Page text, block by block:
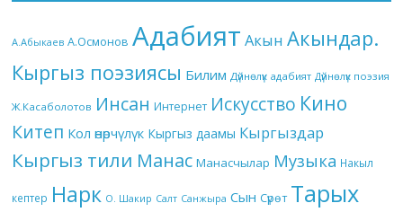
А.Абыкаев А.Осмонов Адабият Акын Акындар.
Кыргыз поэзиясы Билим Дүйнөлүк адабият Дүйнөлүк поэзия
Ж.Касаболотов Инсан Интернет Искусство Кино
Китеп Кол өнөрчүлүк Кыргыз даамы Кыргыздар
Кыргыз тили Манас Манасчылар Музыка Накыл
кептер Нарк О. Шакир Салт Санжыра Сын Сүрөт Тарых